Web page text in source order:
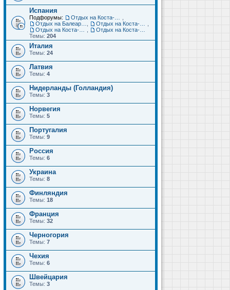
Испания
Подфорумы:
Темы: 204
Италия
Темы: 24
Латвия
Темы: 4
Нидерланды (Голландия)
Темы: 3
Норвегия
Темы: 5
Португалия
Темы: 9
Россия
Темы: 6
Украина
Темы: 8
Финляндия
Темы: 18
Франция
Темы: 32
Черногория
Темы: 7
Чехия
Темы: 6
Швейцария
Темы: 3